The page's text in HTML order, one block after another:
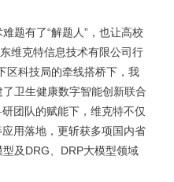
有了“解题人”，也让高校
维克特信息技术有限公司行
区科技局的牵线搭桥下，我
卫生健康数字智能创新联合
团队的赋能下，维克特不仅
用落地，更斩获多项国内省
及DRG、DRP大模型领域